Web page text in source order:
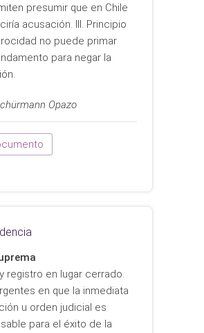
presumir que en Chile
acusación. III. Principio
no puede primar
para negar la
Opazo
registro en lugar cerrado.
en que la inmediata
u orden judicial es
para el éxito de la